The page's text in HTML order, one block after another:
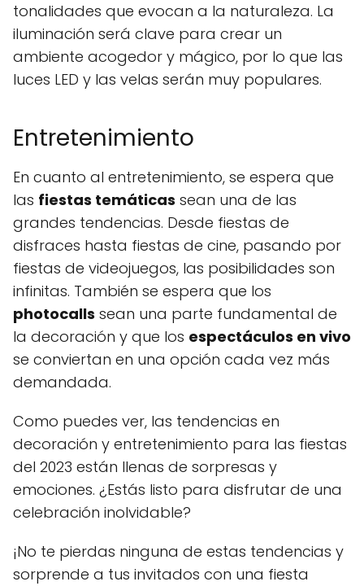
tonalidades que evocan a la naturaleza. La
iluminación será clave para crear un
ambiente acogedor y mágico, por lo que las
luces LED y las velas serán muy populares.
Entretenimiento
En cuanto al entretenimiento, se espera que
las fiestas temáticas sean una de las
grandes tendencias. Desde fiestas de
disfraces hasta fiestas de cine, pasando por
fiestas de videojuegos, las posibilidades son
infinitas. También se espera que los
photocalls sean una parte fundamental de
la decoración y que los espectáculos en vivo
se conviertan en una opción cada vez más
demandada.
Como puedes ver, las tendencias en
decoración y entretenimiento para las fiestas
del 2023 están llenas de sorpresas y
emociones. ¿Estás listo para disfrutar de una
celebración inolvidable?
¡No te pierdas ninguna de estas tendencias y
sorprende a tus invitados con una fiesta